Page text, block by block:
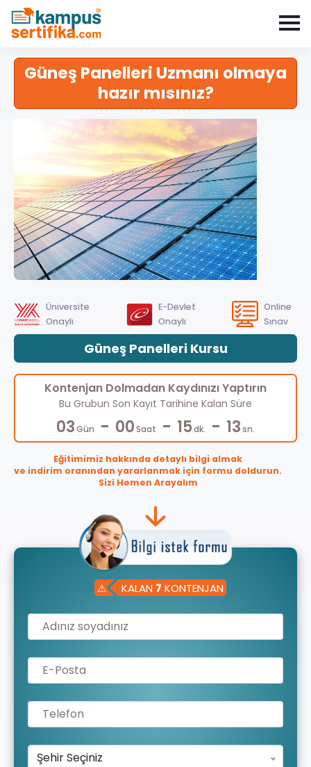
Güneş Panelleri Uzmanı olmaya
hazır mısınız?
Üniversite
Onaylı
E-Devlet
Onaylı
Online
Sınav
Güneş Panelleri Kursu
Kontenjan Dolmadan Kaydınızı Yaptırın
Bu Grubun Son Kayıt Tarihine Kalan Süre
03Gün - 00Saat - 15dk. - 12sn.
Eğitimimiz hakkında detaylı bilgi almak
ve indirim oranından yararlanmak için formu doldurun.
Sizi Hemen Arayalım
⚠ KALAN 7 KONTENJAN
Şehir Seçiniz